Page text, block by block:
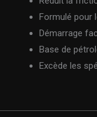
Formulé pour
Démarrage
Base de
Excède les